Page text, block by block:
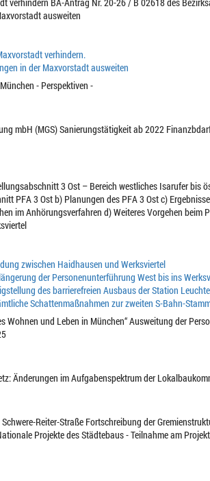
ausweiten
verhindern.
in der Maxvorstadt ausweiten
- Perspektiven -
mbH (MGS) Sanierungstätigkeit ab 2022
3 Ost – Bereich westliches Isarufer bis
PFA 3 Ost b) Planungen des PFA 3 Ost c)
im Anhörungsverfahren d) Weiteres Vorgehen beim
zwischen Haidhausen und Werksviertel
der Personenunterführung West bis ins
des barrierefreien Ausbaus der Station
Schattenmaßnahmen zur zweiten S-Bahn-
Wohnen und Leben in München“ Ausweitung der
Änderungen im Aufgabenspektrum der
Reiter-Straße Fortschreibung der
Projekte des Städtebaus - Teilnahme am